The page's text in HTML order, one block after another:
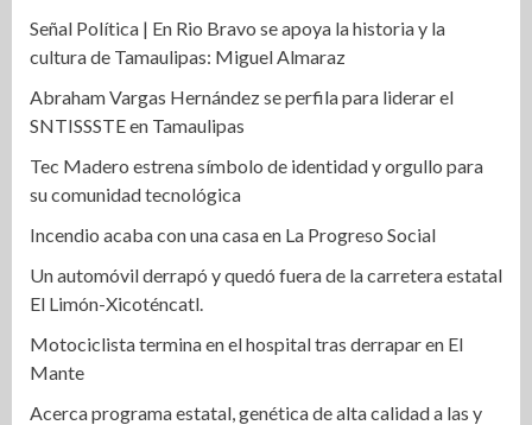
Señal Política | En Rio Bravo se apoya la historia y la
cultura de Tamaulipas: Miguel Almaraz
Abraham Vargas Hernández se perfila para liderar el
SNTISSSTE en Tamaulipas
Tec Madero estrena símbolo de identidad y orgullo para
su comunidad tecnológica
Incendio acaba con una casa en La Progreso Social
Un automóvil derrapó y quedó fuera de la carretera estatal
El Limón-Xicoténcatl.
Motociclista termina en el hospital tras derrapar en El
Mante
Acerca programa estatal, genética de alta calidad a las y